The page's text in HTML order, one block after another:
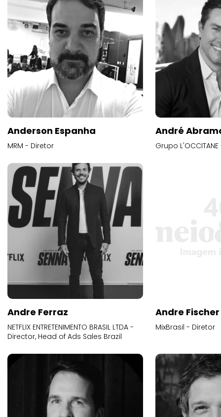
Anderson Espanha
MRM - Diretor
André
Grupo
Andre Ferraz
NETFLIX ENTRETENIMENTO BRASIL LTDA -
Director, Head of Ads Sales Brazil
Andre Fischer
MixBrasil - Diretor